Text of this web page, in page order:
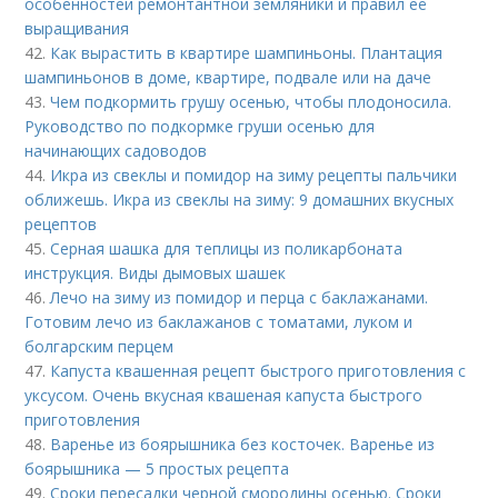
выращивания
42. Как вырастить в квартире шампиньоны. Плантация
шампиньонов в доме, квартире, подвале или на даче
43.Чем подкормить грушу осенью, чтобы плодоносила.
Руководство по подкормке груши осенью для
начинающих садоводов
44. Икра из свеклы и помидор на зиму рецепты пальчики
оближешь. Икра из свеклы на зиму: 9 домашних вкусных
рецептов
45.Серная шашка для теплицы из поликарбоната
инструкция. Виды дымовых шашек
46. Лечо на зиму из помидор и перца с баклажанами.
Готовим лечо из баклажанов с томатами, луком и
болгарским перцем
47. Капуста квашенная рецепт быстрого приготовления с
уксусом. Очень вкусная квашеная капуста быстрого
приготовления
48. Варенье из боярышника без косточек. Варенье из
боярышника — 5 простых рецепта
49.Сроки пересадки черной смородины осенью. Сроки